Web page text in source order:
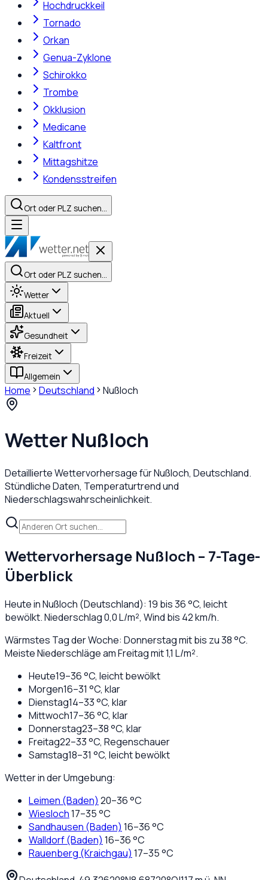
Hochdruckkeil
Tornado
Orkan
Genua-Zyklone
Schirokko
Trombe
Okklusion
Medicane
Kaltfront
Mittagshitze
Kondensstreifen
Ort oder PLZ suchen…
Ort oder PLZ suchen…
Wetter
Aktuell
Gesundheit
Freizeit
Allgemein
Home Deutschland Nußloch
WetterNußloch
Detaillierte Wettervorhersage fürNußloch, Deutschland.
Stündliche Daten, Temperaturtrend und
Niederschlagswahrscheinlichkeit.
Wettervorhersage Nußloch – 7-Tage-
Überblick
Heute inNußloch (Deutschland): 19 bis36°C, leicht
bewölkt. Niederschlag0,0L/m², Wind bis 42km/h.
Wärmstes Tag der Woche: Donnerstag mit bis zu 38 °C.
Meiste Niederschläge am Freitag mit 1,1 L/m².
Heute19–36°C, leicht bewölkt
Morgen16–31 °C, klar
Dienstag14–33°C, klar
Mittwoch17–36°C, klar
Donnerstag23–38°C, klar
Freitag22–33°C, Regenschauer
Samstag18–31 °C, leicht bewölkt
Wetter in der Umgebung:
Leimen (Baden) 20–36°C
Wiesloch17–35°C
Sandhausen (Baden) 16–36°C
Walldorf (Baden) 16–36°C
Rauenberg (Kraichgau) 17–35°C